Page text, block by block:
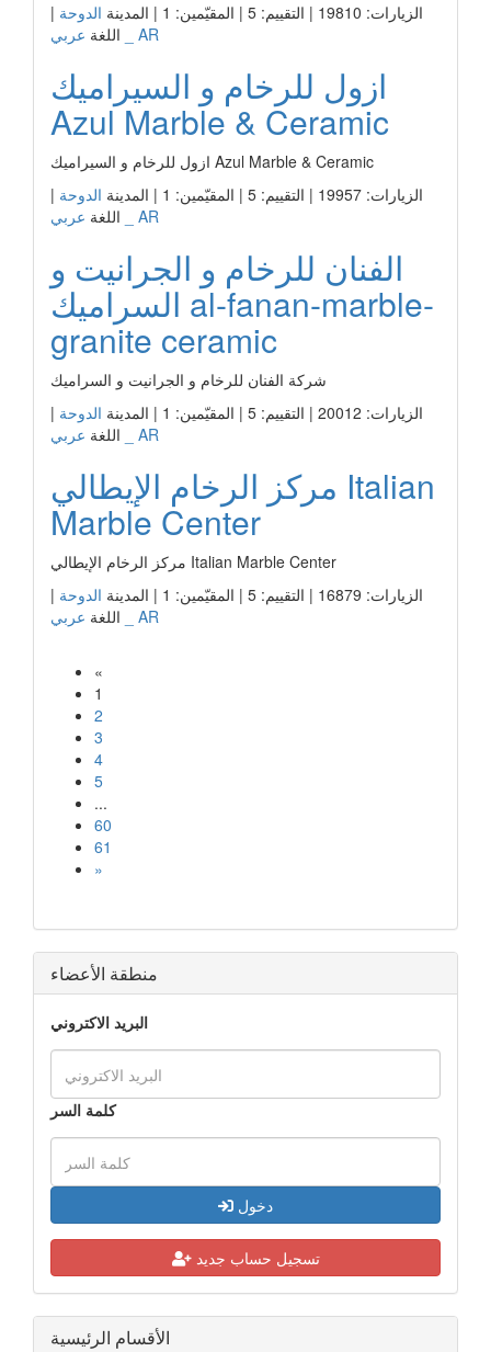
الزيارات: 19810 | التقييم: 5 | المقيّمين: 1 | المدينة
الدوحة |
اللغة عربي _ AR
ازول للرخام و السيراميك
Azul Marble & Ceramic
ازول للرخام و السيراميك Azul Marble & Ceramic
الزيارات: 19957 | التقييم: 5 | المقيّمين: 1 | المدينة
الدوحة |
اللغة عربي _ AR
الفنان للرخام و الجرانيت و
السراميك al-fanan-marble-
granite ceramic
شركة الفنان للرخام و الجرانيت و السراميك
الزيارات: 20012 | التقييم: 5 | المقيّمين: 1 | المدينة
الدوحة |
اللغة عربي _ AR
مركز الرخام الإيطالي Italian
Marble Center
مركز الرخام الإيطالي Italian Marble Center
الزيارات: 16879 | التقييم: 5 | المقيّمين: 1 | المدينة
الدوحة |
اللغة عربي _ AR
«
1
2
3
4
5
...
60
61
»
منطقة الأعضاء
البريد الاكتروني
كلمة السر
دخول
تسجيل حساب جديد
الأقسام الرئيسية